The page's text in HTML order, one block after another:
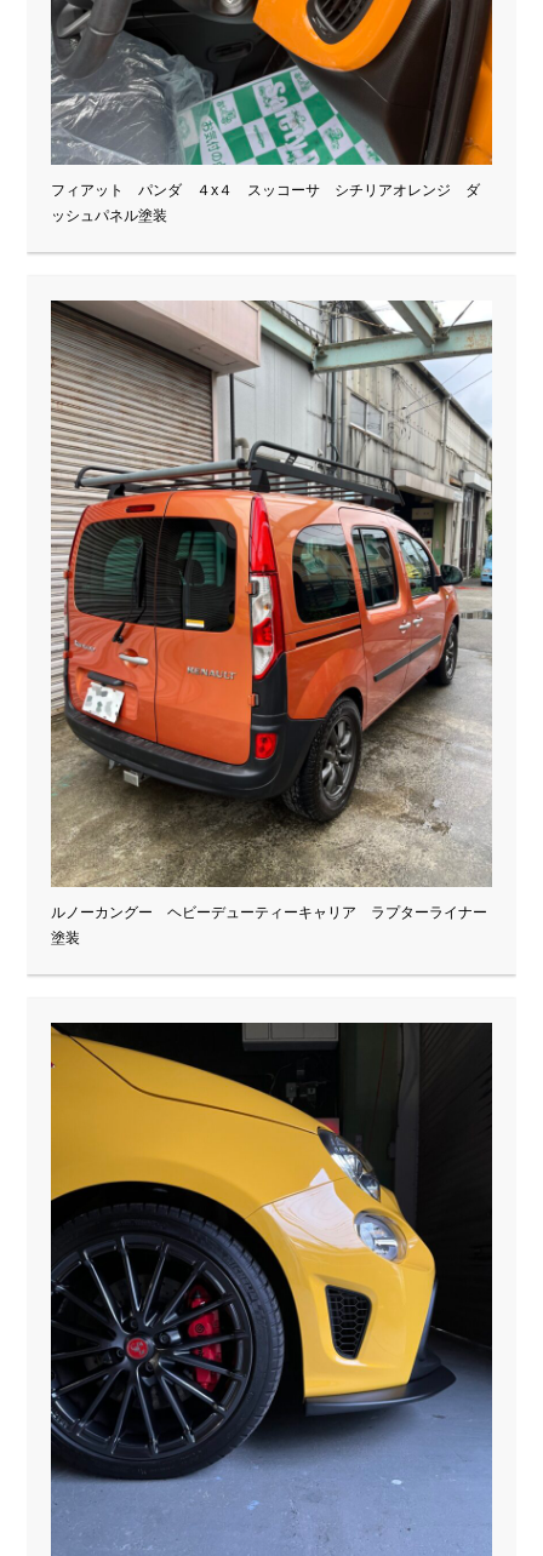
フィアット パンダ ４x４ スッコーサ シチリアオレンジ ダ
ッシュパネル塗装
ルノーカングー ヘビーデューティーキャリア ラプターライナー
塗装